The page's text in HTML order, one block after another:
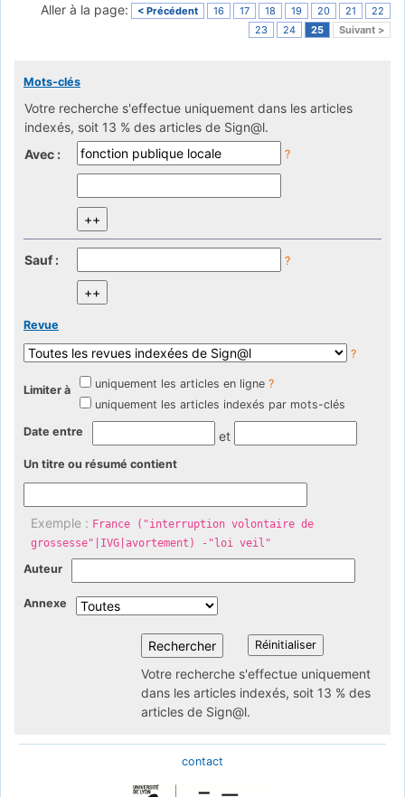
Aller à la page: < Précédent 16 17 18 19 20 21
22
23
24 25 Suivant >
Mots-clés
Votre recherche s'effectue uniquement dans les articles
indexés, soit 13 % des articles de Sign@l.
Avec :
?
Sauf : ?
Revue
?
Limiter à uniquement les articles en ligne ?
uniquement les articles indexés par mots-clés
Date entre et
Un titre ou résumé contient
Exemple : France ("interruption volontaire de
grossesse"|IVG|avortement) -"loi veil"
Auteur
Annexe
Votre recherche s'effectue uniquement
dans les articles indexés, soit 13 % des
articles de Sign@l.
contact